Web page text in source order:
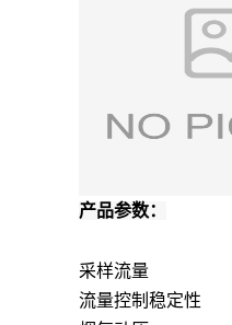
产品参数：
采样流量
流量控制稳定性